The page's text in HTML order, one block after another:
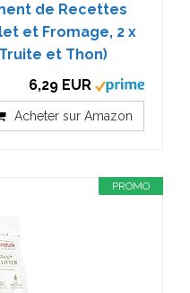
de Recettes
et Fromage, 2 x
et Thon)
6,29 EUR
Acheter sur Amazon
PROMO